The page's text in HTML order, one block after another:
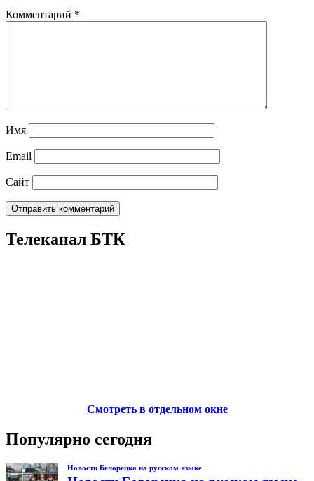
Комментарий *
Имя
Email
Сайт
Телеканал БТК
Смотреть в отдельном окне
Популярно сегодня
Новости Белорецка на русском языке